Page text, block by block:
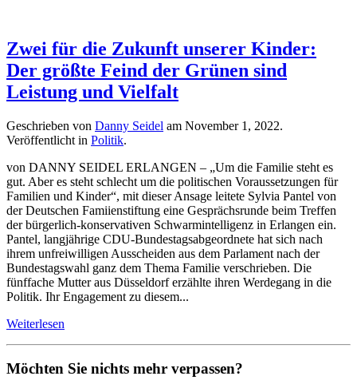
Zwei für die Zukunft unserer Kinder:
Der größte Feind der Grünen sind
Leistung und Vielfalt
Geschrieben von Danny Seidel am November 1, 2022.
Veröffentlicht in Politik.
von DANNY SEIDEL ERLANGEN – „Um die Familie steht es
gut. Aber es steht schlecht um die politischen Voraussetzungen für
Familien und Kinder“, mit dieser Ansage leitete Sylvia Pantel von
der Deutschen Famiienstiftung eine Gesprächsrunde beim Treffen
der bürgerlich-konservativen Schwarmintelligenz in Erlangen ein.
Pantel, langjährige CDU-Bundestagsabgeordnete hat sich nach
ihrem unfreiwilligen Ausscheiden aus dem Parlament nach der
Bundestagswahl ganz dem Thema Familie verschrieben. Die
fünffache Mutter aus Düsseldorf erzählte ihren Werdegang in die
Politik. Ihr Engagement zu diesem...
Weiterlesen
Möchten Sie nichts mehr verpassen?